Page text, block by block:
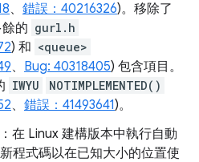
、 錯誤：40216326)。移除了
的 gurl.h
) 和 <queue>
、 Bug: 40318405) 包含項目。
IWYU NOTIMPLEMENTED()
、 錯誤：41493641)。
：在 Linux 建構版本中執行自動
程式碼以在已知大小的位置使